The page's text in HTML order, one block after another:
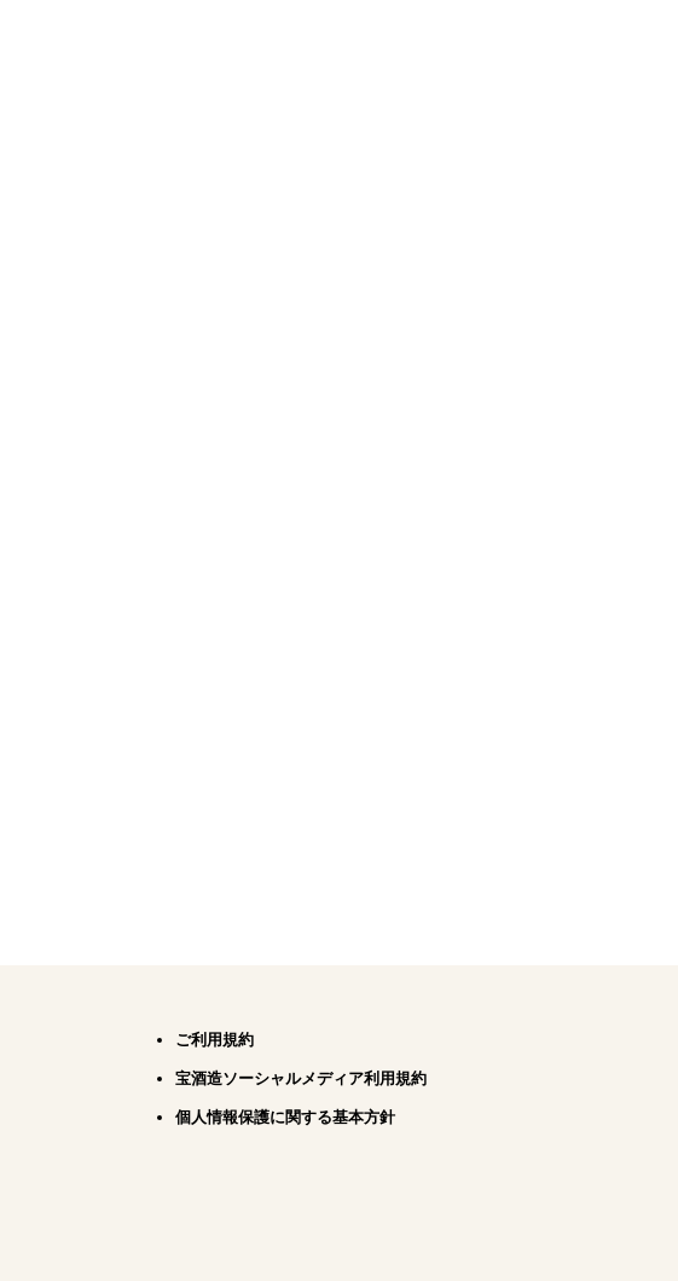
ご利用規約
宝酒造ソーシャルメディア利用規約
個人情報保護に関する基本方針